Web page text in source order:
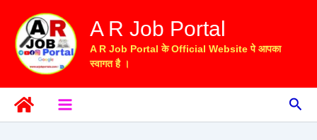
content
A R Job Portal
A R Job Portal के Official Website पे आपका
स्वागत है ।